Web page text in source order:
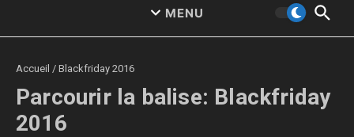
MENU
Accueil / Blackfriday 2016
Parcourir la balise: Blackfriday
2016